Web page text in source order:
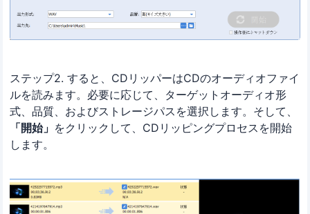
ステップ2. すると、CDリッパーはCDのオーディオファイ
ルを読みます。必要に応じて、ターゲットオーディオ形
式、品質、およびストレージパスを選択します。そして、
「開始」 をクリックして、CDリッピングプロセスを開始
します。